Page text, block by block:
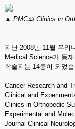
▲ PMC의 Clinics in
지난 2008년 11월 우리
Medical Science가 등
학술지는 14종이 되었
Cancer Research and
Clinical and
Clinics in Orthopedic
Experimental and
Journal Clinical